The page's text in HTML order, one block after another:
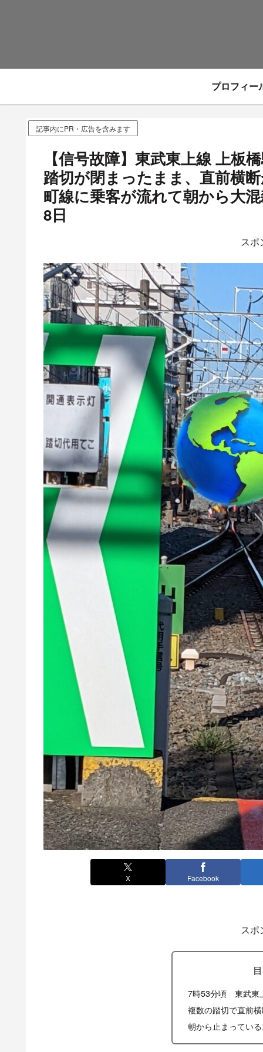
プロフィー
記事内にPR・広告を含みます
【信号故障】東武東上線 上板
踏切が閉まったまま、直前横
町線に乗客が流れて朝から大
8日
スポ
Facebook